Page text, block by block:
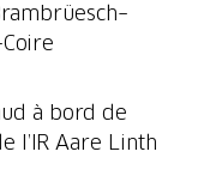
à bord de
l’IR Aare Linth